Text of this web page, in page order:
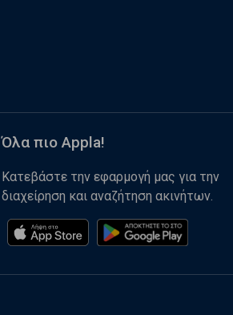
Όλα πιο Appla!
Κατεβάστε την εφαρμογή μας για την
διαχείρηση και αναζήτηση ακινήτων.